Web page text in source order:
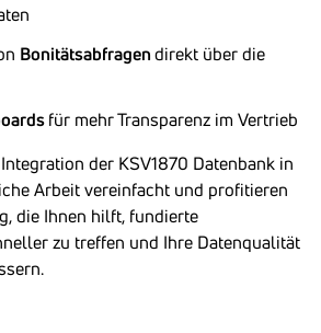
Bonitätsabfragen direkt über die
für mehr Transparenz im Vertrieb
der KSV1870 Datenbank in
Arbeit vereinfacht und profitieren
die Ihnen hilft, fundierte
zu treffen und Ihre Datenqualität